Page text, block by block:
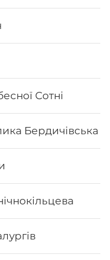
Сотні
Бердичівська
Каліфорнія зі